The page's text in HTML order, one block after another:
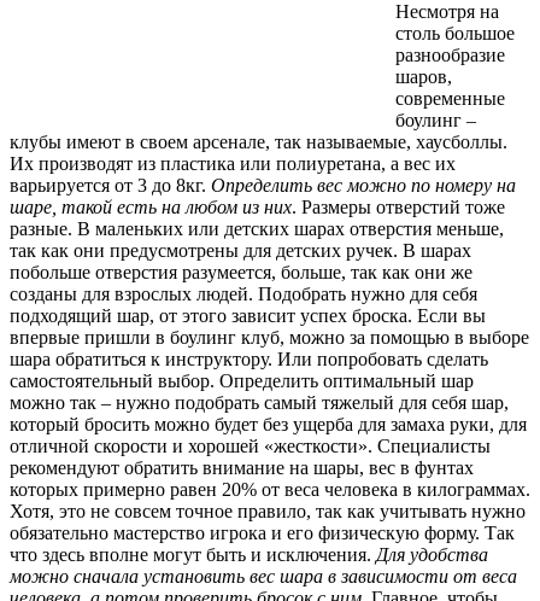
Несмотря на
столь большое
разнообразие
шаров,
современные
боулинг –
клубы имеют в своем арсенале, так называемые, хаусболлы.
Их производят из пластика или полиуретана, а вес их
варьируется от 3 до 8кг. Определить вес можно по номеру на
шаре, такой есть на любом из них. Размеры отверстий тоже
разные. В маленьких или детских шарах отверстия меньше,
так как они предусмотрены для детских ручек. В шарах
побольше отверстия разумеется, больше, так как они же
созданы для взрослых людей. Подобрать нужно для себя
подходящий шар, от этого зависит успех броска. Если вы
впервые пришли в боулинг клуб, можно за помощью в выборе
шара обратиться к инструктору. Или попробовать сделать
самостоятельный выбор. Определить оптимальный шар
можно так – нужно подобрать самый тяжелый для себя шар,
который бросить можно будет без ущерба для замаха руки, для
отличной скорости и хорошей «жесткости». Специалисты
рекомендуют обратить внимание на шары, вес в фунтах
которых примерно равен 20% от веса человека в килограммах.
Хотя, это не совсем точное правило, так как учитывать нужно
обязательно мастерство игрока и его физическую форму. Так
что здесь вполне могут быть и исключения. Для удобства
можно сначала установить вес шара в зависимости от веса